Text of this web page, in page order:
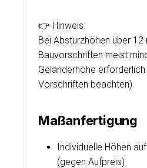
👉 Hinweis:
Bei Absturzhöhen über 12
Bauvorschriften meist
Geländerhöhe
Vorschriften beachten).
Maßanfertigung
Individuelle Höhen
(gegen Aufpreis)